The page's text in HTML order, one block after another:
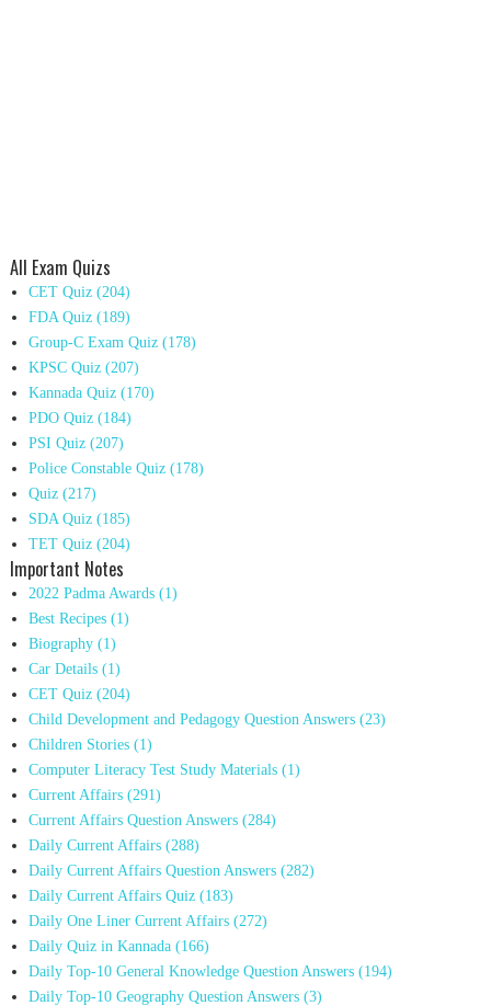
All Exam Quizs
CET Quiz(204)
FDA Quiz(189)
Group-C Exam Quiz(178)
KPSC Quiz(207)
Kannada Quiz(170)
PDO Quiz(184)
PSI Quiz(207)
Police Constable Quiz(178)
Quiz(217)
SDA Quiz(185)
TET Quiz(204)
Important Notes
2022 Padma Awards(1)
Best Recipes(1)
Biography(1)
Car Details(1)
CET Quiz(204)
Child Development and Pedagogy Question Answers(23)
Children Stories(1)
Computer Literacy Test Study Materials(1)
Current Affairs(291)
Current Affairs Question Answers(284)
Daily Current Affairs(288)
Daily Current Affairs Question Answers(282)
Daily Current Affairs Quiz(183)
Daily One Liner Current Affairs(272)
Daily Quiz in Kannada(166)
Daily Top-10 General Knowledge Question Answers(194)
Daily Top-10 Geography Question Answers(3)